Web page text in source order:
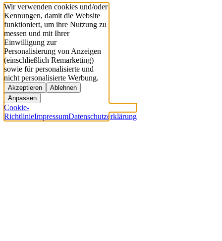
Wir verwenden cookies und/oder
Kennungen, damit die Website
funktioniert, um ihre Nutzung zu
messen und mit Ihrer
Einwilligung zur
Personalisierung von Anzeigen
(einschließlich Remarketing)
sowie für personalisierte und
nicht personalisierte Werbung.
Akzeptieren
Ablehnen
Anpassen
Cookie-
RichtlinieImpressumDatenschutzerklärung